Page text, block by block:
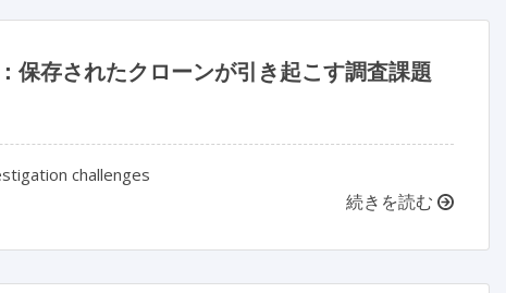
保存されたクローンが引き起こす調査課題
challenges
続きを読む